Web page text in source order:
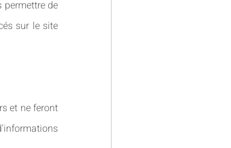
permettre de
sur le site
et ne feront